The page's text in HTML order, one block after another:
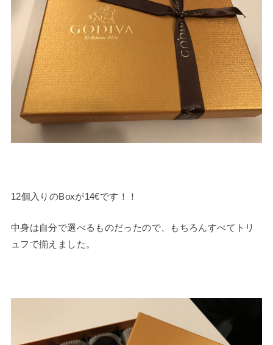
12個入りのBoxが14€です！！
中身は自分で選べるものだったので、もちろんすべてトリ
ュフで揃えました。